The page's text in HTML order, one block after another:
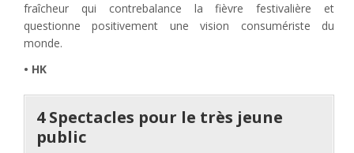
fraîcheur qui contrebalance la fièvre festivalière et
questionne positivement une vision consumériste du
monde.
• HK
4 Spectacles pour le très jeune
public